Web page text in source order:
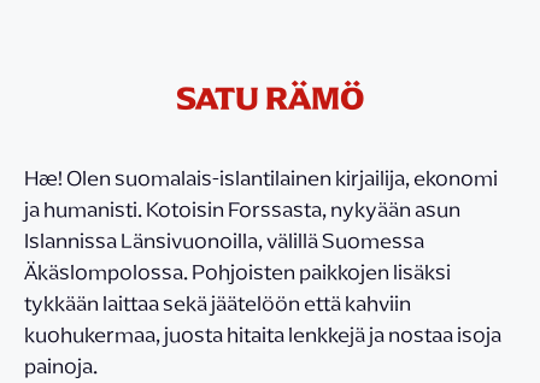
SATU RÄMÖ
Hæ! Olen suomalais-islantilainen kirjailija, ekonomi
ja humanisti. Kotoisin Forssasta, nykyään asun
Islannissa Länsivuonoilla, välillä Suomessa
Äkäslompolossa. Pohjoisten paikkojen lisäksi
tykkään laittaa sekä jäätelöön että kahviin
kuohukermaa, juosta hitaita lenkkejä ja nostaa isoja
painoja.